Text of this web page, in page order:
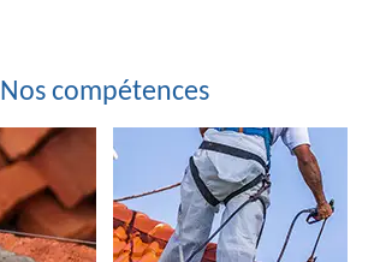
Nos compétences